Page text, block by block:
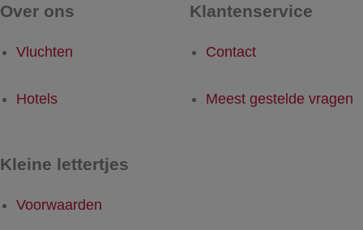
Over ons
Vluchten
Hotels
Klantenservice
Contact
Meest gestelde vragen
Kleine lettertjes
Voorwaarden